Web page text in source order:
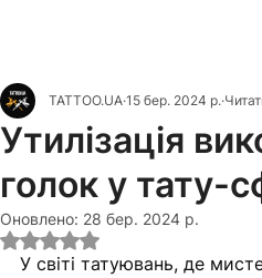
Утилізація
голок у тату-
TATTOO.UA 15 бер. 2024 р.
Оновлено: 28 бер. 2024 р.
Оцінка: NaN з 5 зірок.
У світі татуювань, де